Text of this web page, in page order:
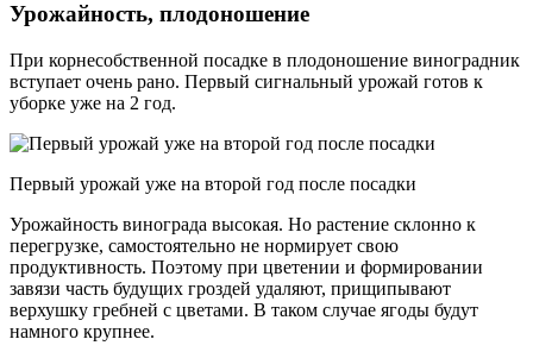
Урожайность, плодоношение
При корнесобственной посадке в плодоношение виноградник
вступает очень рано. Первый сигнальный урожай готов к
уборке уже на 2 год.
Первый урожай уже на второй год после посадки
Урожайность винограда высокая. Но растение склонно к
перегрузке, самостоятельно не нормирует свою
продуктивность. Поэтому при цветении и формировании
завязи часть будущих гроздей удаляют, прищипывают
верхушку гребней с цветами. В таком случае ягоды будут
намного крупнее.